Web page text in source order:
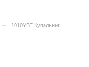
– 1010YBE Купальник